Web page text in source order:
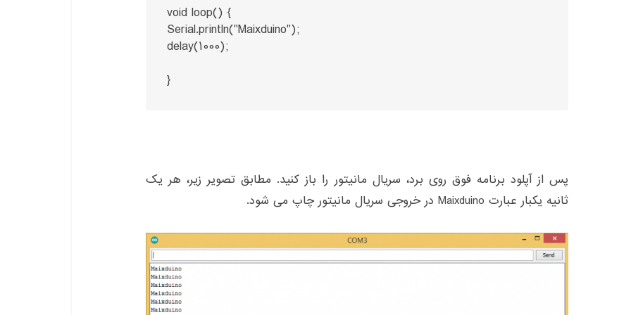
void loop() {
Serial.println("Maixduino");
delay(1000);
}
پس از آپلود برنامه فوق روی برد، سریال مانیتور را باز کنید. مطابق تصویر زیر، هر یک
ثانیه یکبار عبارت Maixduino در خروجی سریال مانیتور چاپ می شود.